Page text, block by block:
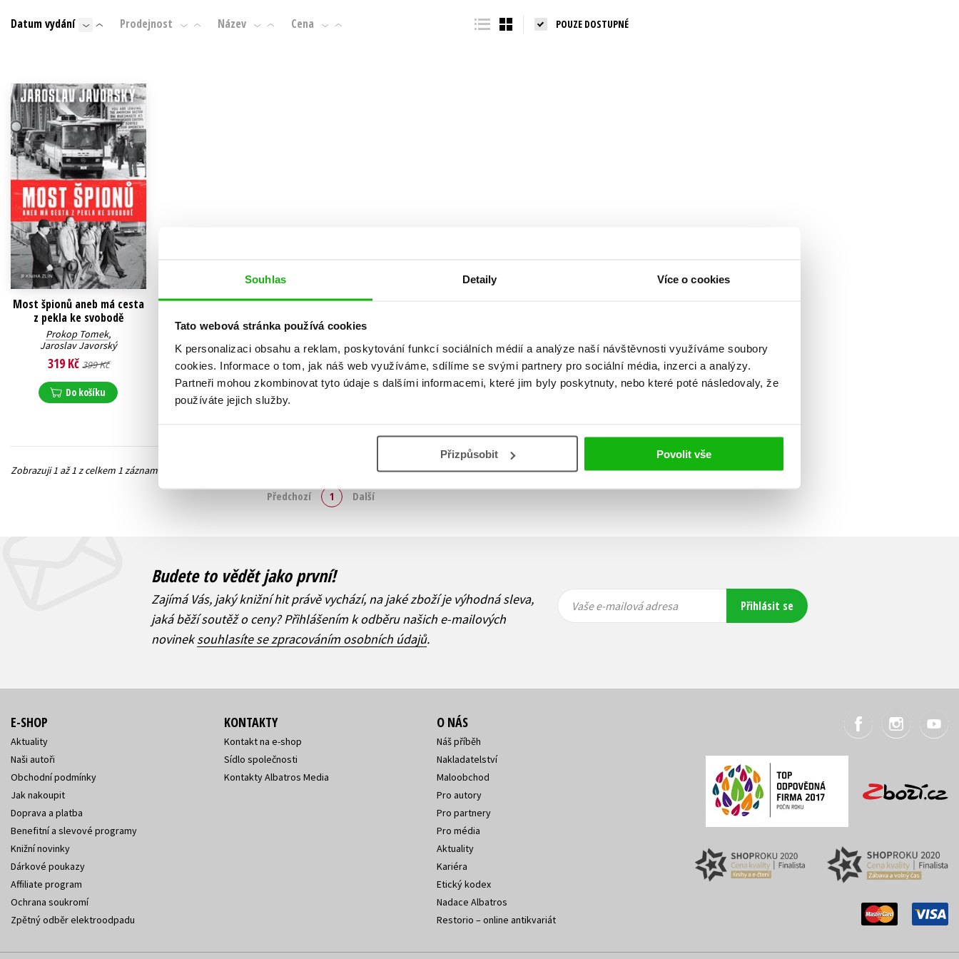
Souhlas Detaily Více o cookies
Tato webová stránka používá cookies
K personalizaci obsahu a reklam, poskytování funkcí sociálních médií a analýze naší návštěvnosti využíváme soubory
cookies. Informace o tom, jak náš web využíváme, sdílíme se svými partnery pro sociální média, inzerci a analýzy.
Partneři mohou zkombinovat tyto údaje s dalšími informacemi, které jim byly poskytnuty, nebo které poté následovaly, že
používáte jejich služby.
Přizpůsobit Povolit vše
Beletrie pro děti
Byznys a ekonomie
Jazyky
Populárně - naučné pro děti
Young adult (SK)
Datum vydání Prodejnost Název Cena POUZE DOSTUPNÉ
Most špionů aneb má cesta
z pekla ke svobodě
Prokop Tomek,
Jaroslav Javorský
319 Kč 399 Kč
Do košíku
Zobraz záznamů
Zobrazuji 1 až 1 z celkem 1 záznamů
Předchozí 1 Další
Budete to vědět jako první!
Zajímá Vás, jaký knižní hit právě vychází, na jaké zboží je výhodná sleva,
jaká běží soutěž o ceny? Přihlášením k odběru našich e-mailových
novineksouhlasíte se zpracováním osobních údajů.
Vaše e-
mailová
Vaše e-
mailová
Vaše e-mailová adresa Přihlásit se
E-SHOP
Aktuality
Naši autoři
Obchodní podmínky
Jak nakoupit
Doprava a platba
Benefitní a slevové programy
Knižní novinky
Dárkové poukazy
Affiliate program
Ochrana soukromí
Zpětný odběr elektroodpadu
KONTAKTY
Kontakt na e-shop
Sídlo společnosti
Kontakty Albatros Media
O NÁS
Náš příběh
Nakladatelství
Maloobchod
Pro autory
Pro partnery
Pro média
Aktuality
Kariéra
Etický kodex
Nadace Albatros
Restorio – online antikvariát